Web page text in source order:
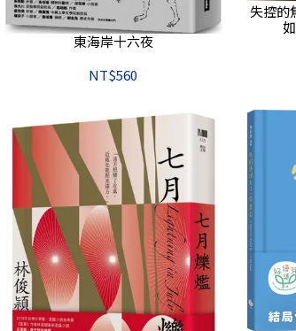
東海岸十六夜
NT$560
失控的